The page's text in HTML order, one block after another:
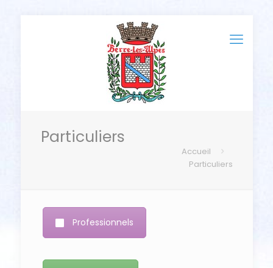
Particuliers
Accueil
Particuliers
Professionnels